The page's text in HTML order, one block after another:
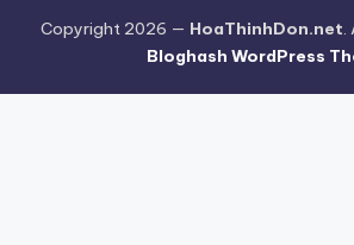
Copyright 2026 — HoaThinhDon.net.
Bloghash WordPress